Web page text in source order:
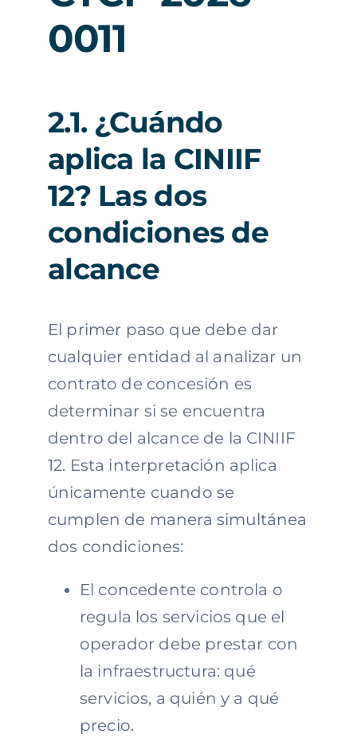
0011
2.1. ¿Cuándo
aplica la CINIIF
12? Las dos
condiciones de
alcance
El primer paso que debe dar
cualquier entidad al analizar un
contrato de concesión es
determinar si se encuentra
dentro del alcance de la CINIIF
12. Esta interpretación aplica
únicamente cuando se
cumplen de manera simultánea
dos condiciones:
El concedente controla o
regula los servicios que el
operador debe prestar con
la infraestructura: qué
servicios, a quién y a qué
precio.